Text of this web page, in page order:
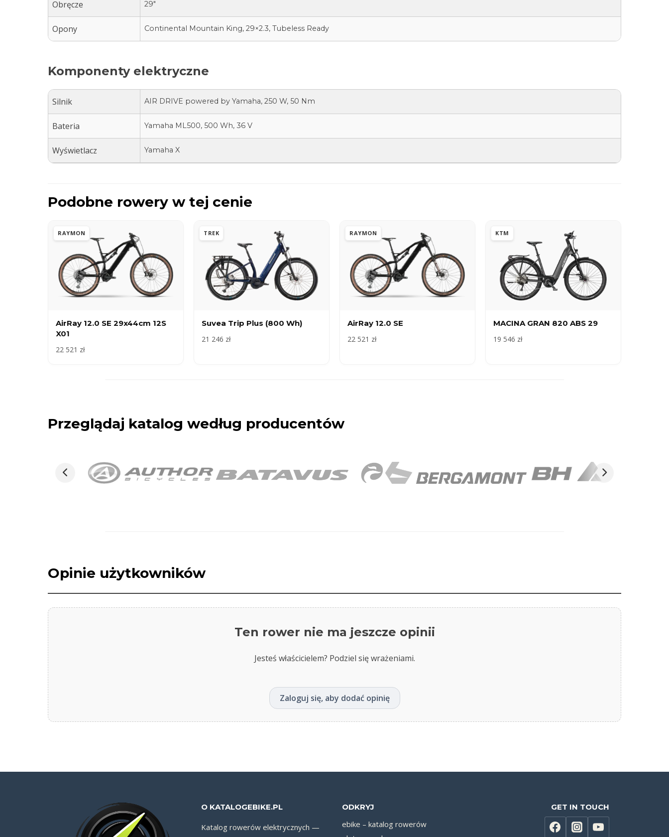
Obręcze 29″
Opony Continental Mountain King, 29×2.3, Tubeless Ready
Komponenty elektryczne
Silnik AIR DRIVE powered by Yamaha, 250 W, 50 Nm
Bateria Yamaha ML500, 500 Wh, 36 V
Wyświetlacz Yamaha X
Podobne rowery w tej cenie
RAYMON
AirRay 12.0 SE 29x44cm 12S
X01
22 521 zł
TREK
Suvea Trip Plus (800 Wh)
21 246 zł
RAYMON
AirRay 12.0 SE
22 521 zł
KTM
MACINA GRAN 820 ABS 29
19 546 zł
Przeglądaj katalog według producentów
Opinie użytkowników
Ten rower nie ma jeszcze opinii
Jesteś właścicielem? Podziel się wrażeniami.
Zaloguj się, aby dodać opinię
O KATALOGEBIKE.PL
Katalog rowerów elektrycznych —
ODKRYJ
ebike – katalog rowerów
GET IN TOUCH